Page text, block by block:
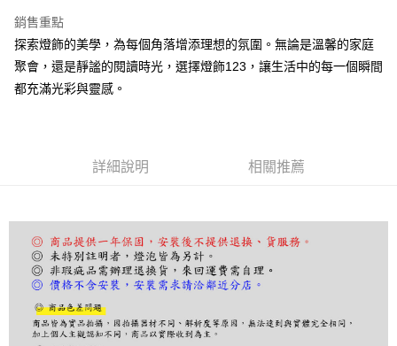
Google Pay
全盈+PAY
AFTEE先享後付
【「AFTEE先享後付」結帳流程】
１．於結帳方式選擇「AFTEE先享後付」後，將跳轉至「AFTEE先享後付」
結帳頁面，進行簡訊認證並確認金額後，即可完成結帳。
２．訂單成立數日內，您將收到繳費通知簡訊。
３．收到繳費通知簡訊後14天內，點擊此簡訊中的連結，可透過四大超商／
ATM／網路銀行／等多元方式進行付款，方視為交易完成。
※ 請注意：結帳手續完成當下不需立刻繳費，但若您需要取消訂單，請聯絡
每筆NT$180，滿NT$5,000(含以上)免運費
銷售重點
探索燈飾的美學，為每個角落增添理想的氛圍。無論是溫馨的家庭
聚會，還是靜謐的閱讀時光，選擇燈飾123，讓生活中的每一個瞬間
都充滿光彩與靈感。
詳細說明 相關推薦